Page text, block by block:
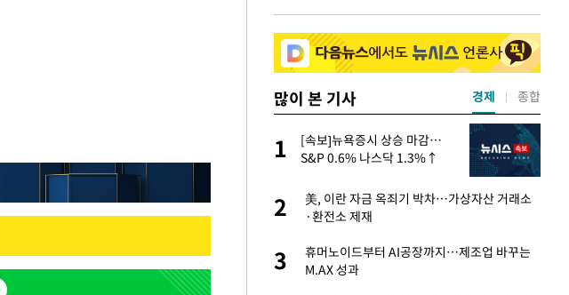
많이 본 기사
2
"창 3개 띄워도 답답함 없네"…'폴드8 울트
라', 일주일 써보니
3
[속보]뉴욕증시 상승 마감…S&P 0.6% 나스
닥 1.3%↑
1
[속보]뉴욕증시 상승 마감…
S&P 0.6% 나스닥 1.3%↑
2
美, 이란 자금 옥죄기 박차…가상자산 거래소
·환전소 제재
3
휴머노이드부터 AI공장까지…제조업 바꾸는
M.AX 성과
경제 종합